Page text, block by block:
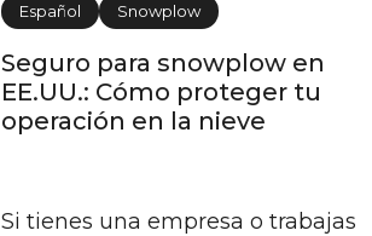
Español Snowplow
Seguro para snowplow en
EE.UU.: Cómo proteger tu
operación en la nieve
Si tienes una empresa o trabajas